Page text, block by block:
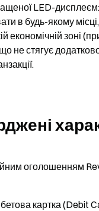
LED-
в будь-якому
економічній зоні
не стягує
оголошенням
картка (Debit